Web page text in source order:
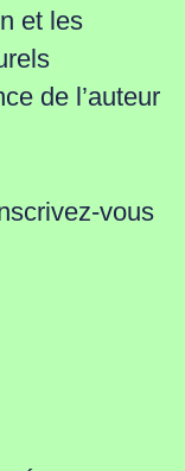
et les
de l’auteur
vous